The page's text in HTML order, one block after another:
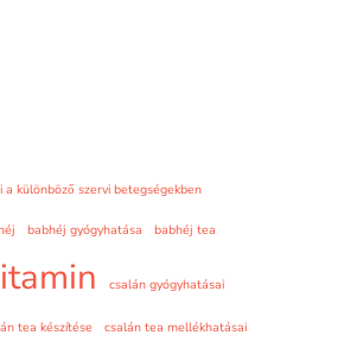
különböző szervi betegségekben
babhéj gyógyhatása babhéj tea
csalán gyógyhatásai
tea készítése
csalán tea mellékhatásai